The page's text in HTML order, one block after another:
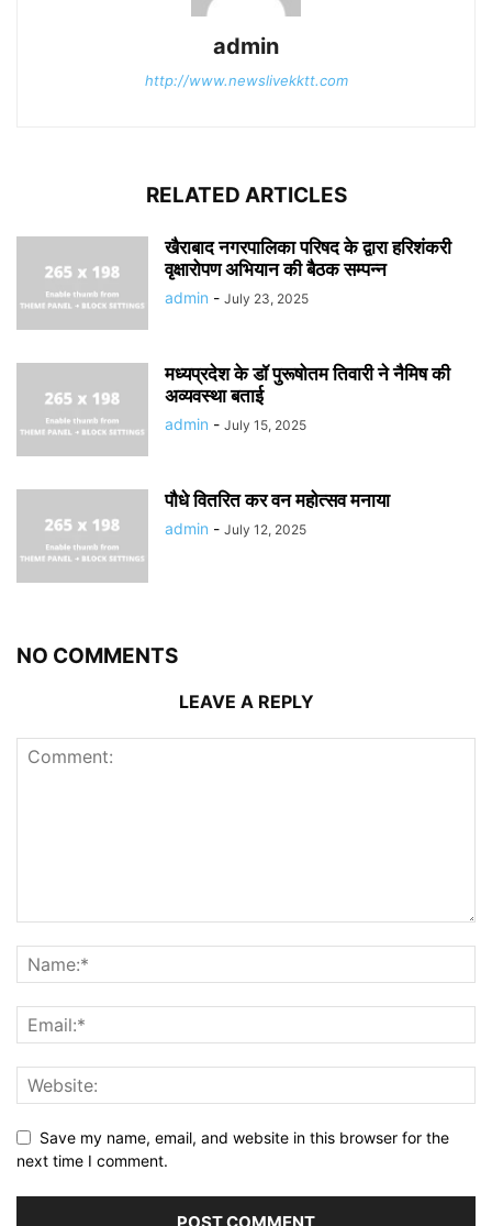
admin
http://www.newslivekktt.com
RELATED ARTICLES
खैराबाद नगरपालिका परिषद के द्वारा हरिशंकरी
वृक्षारोपण अभियान की बैठक सम्पन्न
admin - July 23, 2025
मध्यप्रदेश के डॉ पुरूषोतम तिवारी ने नैमिष की
अव्यवस्था बताई
admin - July 15, 2025
पौधे वितरित कर वन महोत्सव मनाया
admin - July 12, 2025
NO COMMENTS
LEAVE A REPLY
Save my name, email, and website in this browser for the
next time I comment.